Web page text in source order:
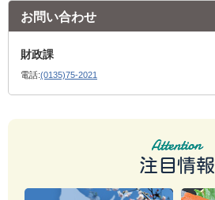
お問い合わせ
財政課
電話:(0135)75-2021
注目情報